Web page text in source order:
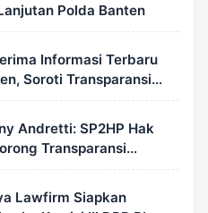
Polda Banten
Informasi Terbaru
Soroti Transparansi
Andretti: SP2HP Hak
Transparansi
Lawfirm Siapkan